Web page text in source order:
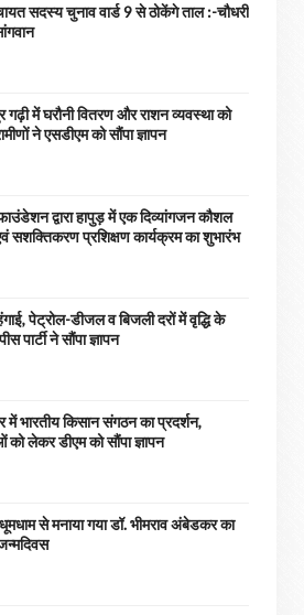
सदस्य चुनाव वार्ड 9 से ठोकेंगे ताल :-चौधरी
गढ़ी में घरौनी वितरण और राशन व्यवस्था को
ने एसडीएम को सौंपा ज्ञापन
द्वारा हापुड़ में एक दिव्यांगजन कौशल
सशक्तिकरण प्रशिक्षण कार्यक्रम का शुभारंभ
पेट्रोल-डीजल व बिजली दरों में वृद्धि के
पार्टी ने सौंपा ज्ञापन
भारतीय किसान संगठन का प्रदर्शन,
लेकर डीएम को सौंपा ज्ञापन
से मनाया गया डॉ. भीमराव अंबेडकर का